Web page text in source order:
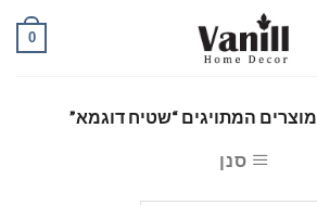
0
מוצרים המתויגים “שטיח דוגמא”
סנן